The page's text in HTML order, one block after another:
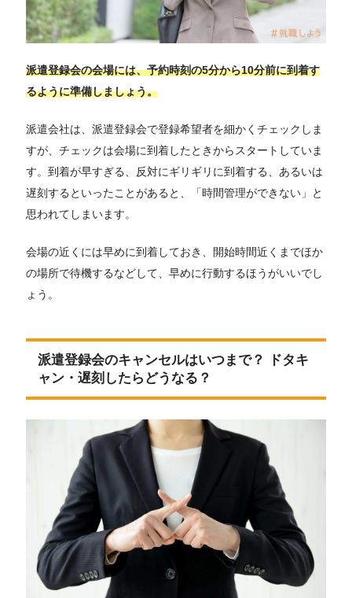
派遣登録会の会場には、予約時刻の5分から10分前に到着す
るように準備しましょう。
派遣会社は、派遣登録会で登録希望者を細かくチェックしま
すが、チェックは会場に到着したときからスタートしていま
す。到着が早すぎる、反対にギリギリに到着する、あるいは
遅刻するといったことがあると、「時間管理ができない」と
思われてしまいます。
会場の近くには早めに到着しておき、開始時間近くまでほか
の場所で待機するなどして、早めに行動するほうがいいでし
ょう。
派遣登録会のキャンセルはいつまで？ ドタキ
ャン・遅刻したらどうなる？